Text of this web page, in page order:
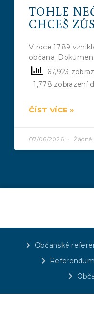
TOHLE
CHCEŠ
V roce 1789
občana.
67,923
1,778 zobrazení
ČÍST VÍCE »
07/06/2026
Občanské